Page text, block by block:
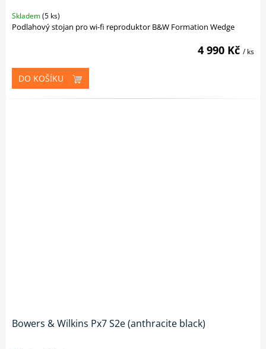
Skladem(5 ks)
4 990 Kč / ks
DO KOŠÍKU
Podlahový stojan pro wi-fi reproduktor B&W Formation Wedge
Bowers & Wilkins Px7 S2e (anthracite black)